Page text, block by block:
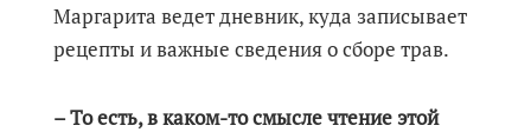
Маргарита ведет дневник, куда записывает
рецепты и важные сведения о сборе трав.
– То есть, в каком-то смысле чтение этой